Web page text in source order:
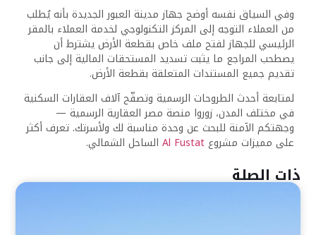
وفي السياق نفسه أوضح جهاز مدينة العبور الجديدة بأنه يُطلب
من العملاء التوجه إلى المركز التكنولوجي لخدمة العملاء بالمقر
الرئيسي للجهاز لفتح ملف خاص بقطعة الأرض يشترط أن
يصطحب المراجع ما يثبت تسديد المستحقات المالية إلى جانب
تقديم جميع المستندات المتعلقة بقطعة الأرض.
لمتابعة أحدث الطروحات الرسمية وتصفّح آلاف العقارات السكنية
في مختلف المدن، زوروا منصة مصر العقارية الرسمية —
وجهتكم الآمنة للبحث عن وحدة مناسبة لك ولأسرتك. تعرف أكثر
على مميزات مشروعAl Fustat الساحل الشمالي.
ذات الصلة